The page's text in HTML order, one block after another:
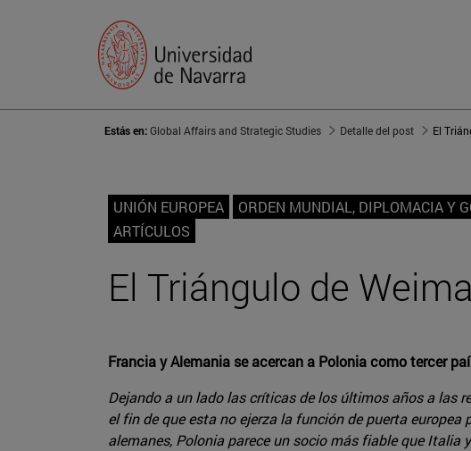
Estás en:Global Affairs and Strategic Studies Detalle del post El
UNIÓN EUROPEA
ORDEN MUNDIAL, DIPLOMACIA Y
ARTÍCULOS
El Triángulo de
Francia y Alemania se acercan a Polonia como tercer
Dejando a un lado las críticas de los últimos años a las
el fin de que esta no ejerza la función de puerta
alemanes, Polonia parece un socio más fiable que